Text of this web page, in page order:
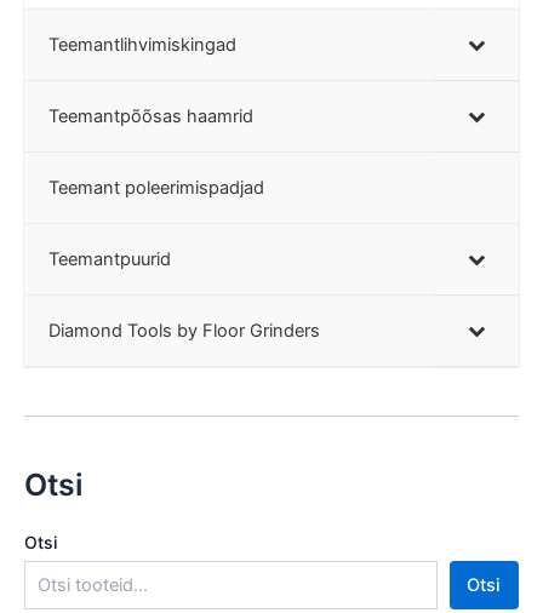
Teemantlihvimiskingad
Teemantpõõsas haamrid
Teemant poleerimispadjad
Teemantpuurid
Diamond Tools by Floor Grinders
Otsi
Otsi
Otsi